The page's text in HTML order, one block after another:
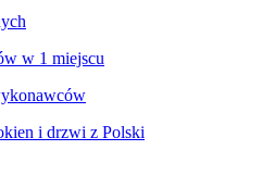
w 1 miejscu
i drzwi z Polski